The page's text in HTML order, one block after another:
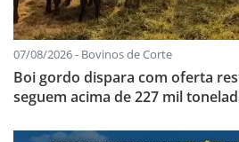
07/08/2026 - Bovinos de Corte
Boi gordo dispara com oferta
seguem acima de 227 mil